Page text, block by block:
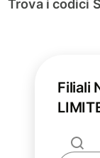
Trova i codici
Filiali